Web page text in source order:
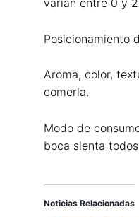
varían entre 0 y
Posicionamiento
Aroma, color,
comerla.
Modo de
boca sienta
Noticias Relacionadas